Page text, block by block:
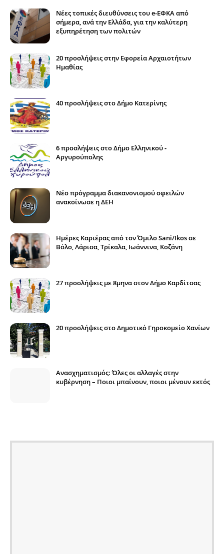
Νέες τοπικές διευθύνσεις του e-ΕΦΚΑ από
σήμερα, ανά την Ελλάδα, για την καλύτερη
εξυπηρέτηση των πολιτών
20 προσλήψεις στην Εφορεία Αρχαιοτήτων
Ημαθίας
40 προσλήψεις στο Δήμο Κατερίνης
6 προσλήψεις στο Δήμο Ελληνικού -
Αργυρούπολης
Νέο πρόγραμμα διακανονισμού οφειλών
ανακοίνωσε η ΔΕΗ
Ημέρες Καριέρας από τον Όμιλο Sani/Ikos σε
Βόλο, Λάρισα, Τρίκαλα, Ιωάννινα, Κοζάνη
27 προσλήψεις με 8μηνα στον Δήμο Καρδίτσας
20 προσλήψεις στο Δημοτικό Γηροκομείο Χανίων
Ανασχηματισμός: Όλες οι αλλαγές στην
κυβέρνηση – Ποιοι μπαίνουν, ποιοι μένουν εκτός